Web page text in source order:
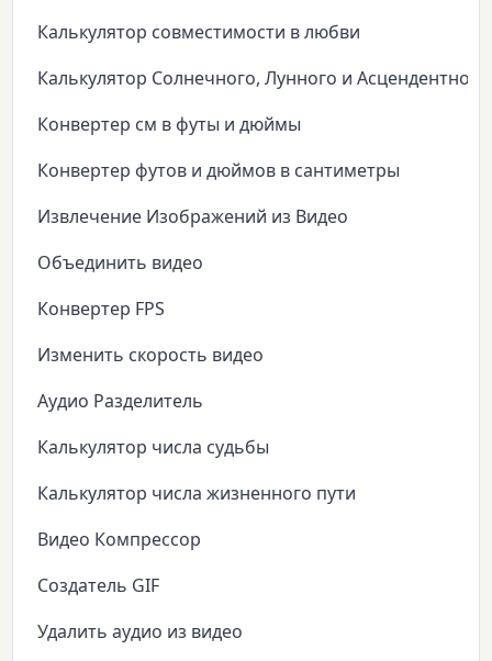
Калькулятор совместимости в любви
Калькулятор Солнечного, Лунного и Асцендентного
Конвертер см в футы и дюймы
Конвертер футов и дюймов в сантиметры
Извлечение Изображений из Видео
Объединить видео
Конвертер FPS
Изменить скорость видео
Аудио Разделитель
Калькулятор числа судьбы
Калькулятор числа жизненного пути
Видео Компрессор
Создатель GIF
Удалить аудио из видео